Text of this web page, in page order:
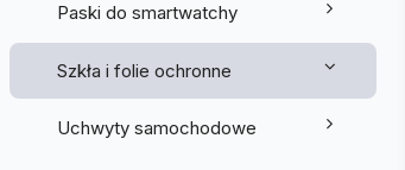
Paski do smartwatchy
Szkła i folie ochronne
Uchwyty samochodowe